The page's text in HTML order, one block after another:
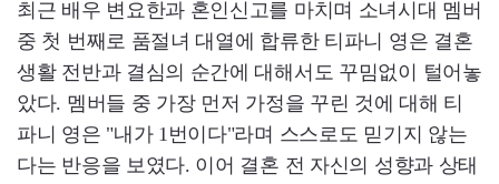
최근 배우 변요한과 혼인신고를 마치며 소녀시대 멤버
중 첫 번째로 품절녀 대열에 합류한 티파니 영은 결혼
생활 전반과 결심의 순간에 대해서도 꾸밈없이 털어놓
았다. 멤버들 중 가장 먼저 가정을 꾸린 것에 대해 티
파니 영은 "내가 1번이다"라며 스스로도 믿기지 않는
다는 반응을 보였다. 이어 결혼 전 자신의 성향과 상태